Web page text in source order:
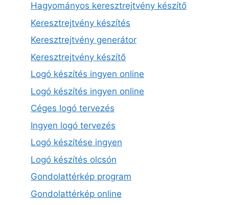
Hagyományos keresztrejtvény készítő
Keresztrejtvény készítés
Keresztrejtvény generátor
Keresztrejtvény készítő
Logó készítés ingyen online
Logó készítés ingyen online
Céges logó tervezés
Ingyen logó tervezés
Logó készítése ingyen
Logó készítés olcsón
Gondolattérkép program
Gondolattérkép online